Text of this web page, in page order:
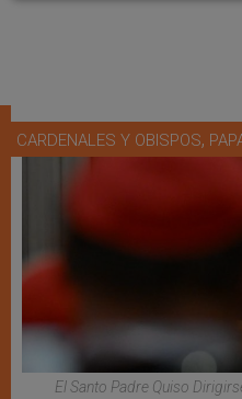
CARDENALES Y OBISPOS,
El Santo Padre Quiso